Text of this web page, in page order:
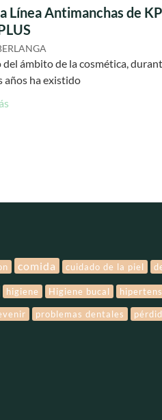
Línea Antimanchas de
ámbito de la cosmética,
años ha existido
comida cuidado de la piel
higiene Higiene bucal
problemas dentales